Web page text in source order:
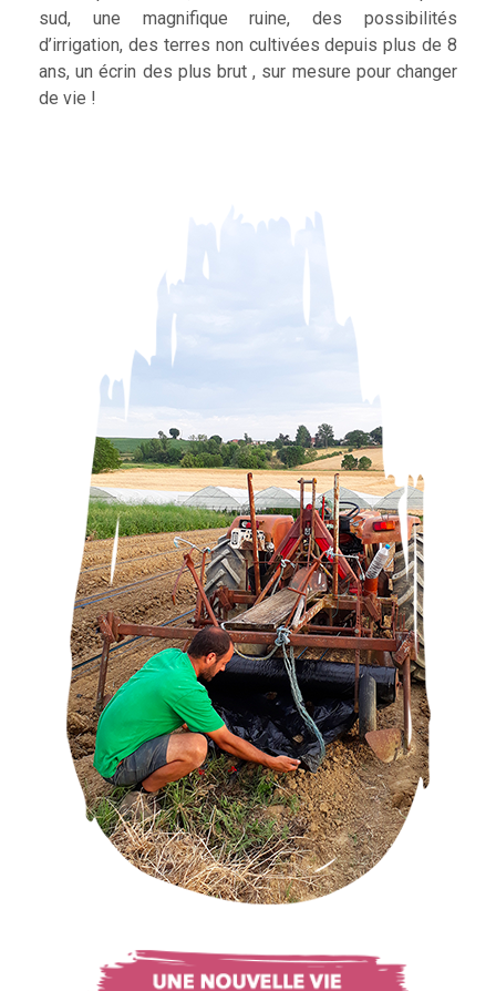
sud, une magnifique ruine, des possibilités
d’irrigation, des terres non cultivées depuis plus de 8
ans, un écrin des plus brut , sur mesure pour changer
de vie !